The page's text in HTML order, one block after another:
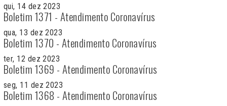
qui, 14 dez 2023
Boletim 1371 - Atendimento Coronavírus
qua, 13 dez 2023
Boletim 1370 - Atendimento Coronavírus
ter, 12 dez 2023
Boletim 1369 - Atendimento Coronavírus
seg, 11 dez 2023
Boletim 1368 - Atendimento Coronavírus